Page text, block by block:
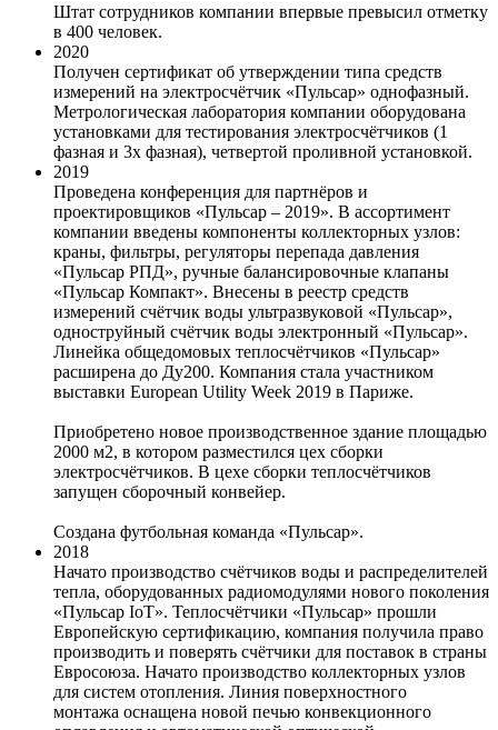
Штат сотрудников компании впервые превысил отметку
в 400 человек.
2020
Получен сертификат об утверждении типа средств
измерений на электросчётчик «Пульсар» однофазный.
Метрологическая лаборатория компании оборудована
установками для тестирования электросчётчиков (1
фазная и 3х фазная), четвертой проливной установкой.
2019
Проведена конференция для партнёров и
проектировщиков «Пульсар – 2019». В ассортимент
компании введены компоненты коллекторных узлов:
краны, фильтры, регуляторы перепада давления
«Пульсар РПД», ручные балансировочные клапаны
«Пульсар Компакт». Внесены в реестр средств
измерений счётчик воды ультразвуковой «Пульсар»,
одноструйный счётчик воды электронный «Пульсар».
Линейка общедомовых теплосчётчиков «Пульсар»
расширена до Ду200. Компания стала участником
выставки European Utility Week 2019 в Париже.
Приобретено новое производственное здание площадью
2000 м2, в котором разместился цех сборки
электросчётчиков. В цехе сборки теплосчётчиков
запущен сборочный конвейер.
Создана футбольная команда «Пульсар».
2018
Начато производство счётчиков воды и распределителей
тепла, оборудованных радиомодулями нового поколения
«Пульсар IoT». Теплосчётчики «Пульсар» прошли
Европейскую сертификацию, компания получила право
производить и поверять счётчики для поставок в страны
Евросоюза. Начато производство коллекторных узлов
для систем отопления. Линия поверхностного
монтажа оснащена новой печью конвекционного